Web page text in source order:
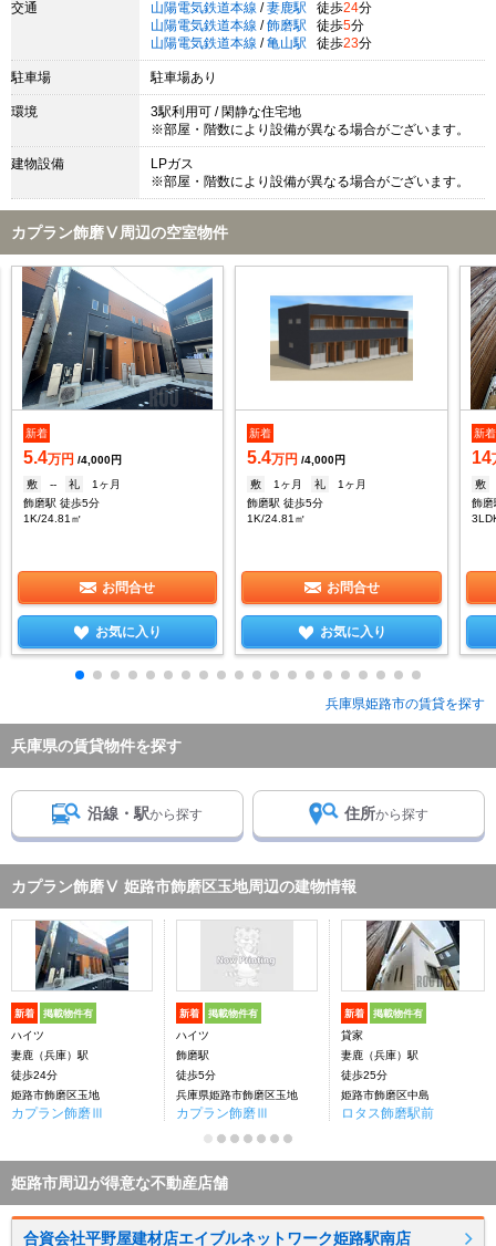
交通 山陽電気鉄道本線 / 妻鹿駅 徒歩24分
山陽電気鉄道本線 / 飾磨駅 徒歩5分
山陽電気鉄道本線 / 亀山駅 徒歩23分
駐車場 駐車場あり
環境
3駅利用可 / 閑静な住宅地
※部屋・階数により設備が異なる場合がございます。
建物設備
LPガス
※部屋・階数により設備が異なる場合がございます。
カプラン飾磨Ⅴ周辺の空室物件
新着
5.4万円 /4,000円
敷
-- 礼
1ヶ月
飾磨駅 徒歩5分
1K/24.81㎡
お問合せ
お気に入り
新着
5.4万円 /4,000円
敷
1ヶ月 礼
1ヶ月
飾磨駅 徒歩5分
1K/24.81㎡
お問合せ
お気に入り
新着
14
敷
飾磨
兵庫県姫路市の賃貸を探す
兵庫県の賃貸物件を探す
沿線・駅から探す 住所から探す
カプラン飾磨Ⅴ 姫路市飾磨区玉地周辺の建物情報
新着 掲載物件有
ハイツ
妻鹿（兵庫）駅
徒歩24分
姫路市飾磨区玉地
カプラン飾磨Ⅲ
新着 掲載物件有
ハイツ
飾磨駅
徒歩5分
兵庫県姫路市飾磨区玉地
カプラン飾磨Ⅲ
新着 掲載物件有
貸家
妻鹿（兵庫）駅
徒歩25分
姫路市飾磨区中島
ロタス飾磨駅前
姫路市周辺が得意な不動産店舗
合資会社平野屋建材店エイブルネットワーク姫路駅南店